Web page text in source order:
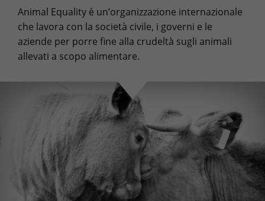
Animal Equality è un’organizzazione internazionale
che lavora con la società civile, i governi e le
aziende per porre fine alla crudeltà sugli animali
allevati a scopo alimentare.